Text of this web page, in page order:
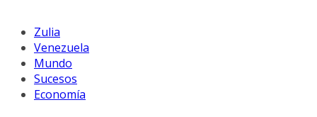
Zulia
Venezuela
Mundo
Sucesos
Economía